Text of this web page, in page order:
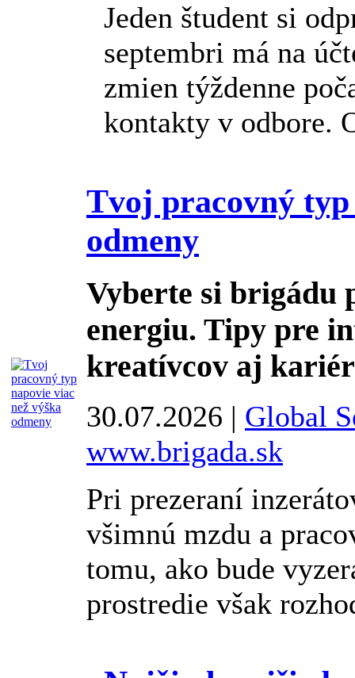
Jeden študent si
septembri má na
zmien týždenne
kontakty v odbore.
Tvoj pracovný typ
odmeny
Vyberte si brigádu
energiu. Tipy pre
kreatívcov aj
30.07.2026 | Global
www.brigada.sk
Pri prezeraní
všimnú mzdu a
tomu, ako bude
prostredie však